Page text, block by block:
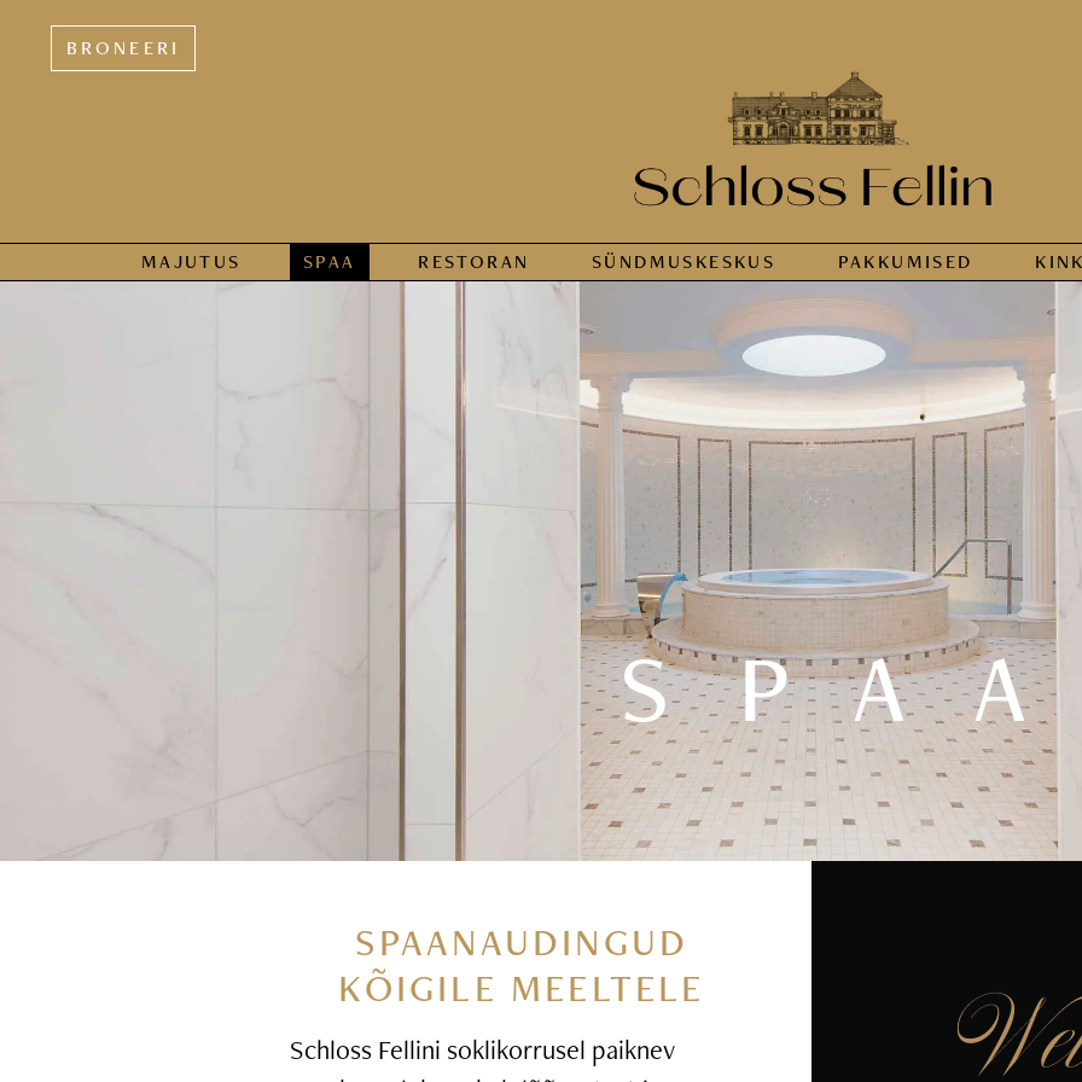
BRONEERI
MAJUTUS SPAA RESTORAN SÜNDMUS­KESKUS PAKKUMISED
SPAANAUDINGUD
KÕIGILE MEELTELE
Schloss Fellini soklikorrusel paiknev